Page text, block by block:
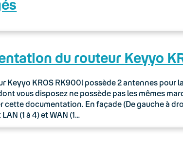
du routeur Keyyo
Keyyo KROS RK900l possède 2 antennes pour
vous disposez ne possède pas les mêmes
cette documentation. En façade (De gauche à
(1 à 4) et WAN (1…